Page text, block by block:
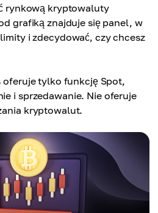
rynkową kryptowaluty
grafiką znajduje się panel, w
i zdecydować, czy chcesz
oferuje tylko funkcję Spot,
i sprzedawanie. Nie oferuje
kryptowalut.